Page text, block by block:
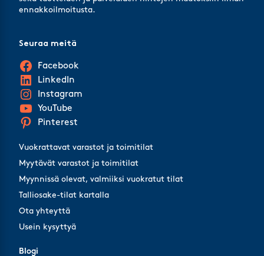
ennakkoilmoitusta.
Vuokrattavat varastot ja toimitilat
Myytävät varastot ja toimitilat
Myynnissä olevat, valmiiksi vuokratut tilat
Talliosake-tilat kartalla
Ota yhteyttä
Usein kysyttyä
Blogi
Seuraa meitä
Facebook
LinkedIn
Instagram
YouTube
Pinterest
Blogi